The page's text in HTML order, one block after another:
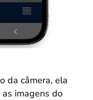
da câmera, ela
imagens do